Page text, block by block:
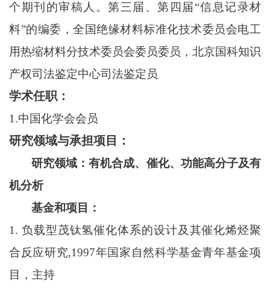
个期刊的审稿人。第三届、第四届“信息记录材
料”的编委，全国绝缘材料标准化技术委员会电工
用热缩材料分技术委员会委员委员，北京国科知识
产权司法鉴定中心司法鉴定员
学术任职：
1.中国化学会会员
研究领域与承担项目：
研究领域：有机合成、催化、功能高分子及有
机分析
基金和项目：
1. 负载型茂钛氢催化体系的设计及其催化烯烃聚
合反应研究,1997年国家自然科学基金青年基金项
目，主持